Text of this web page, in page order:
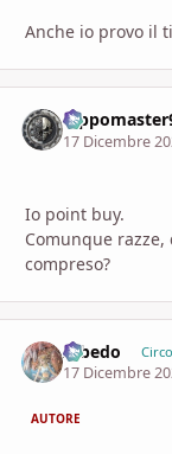
Anche io provo il
17 Dicembre
Io point buy.
Comunque
compreso?
Albedo
17 Dicembre
AUTORE